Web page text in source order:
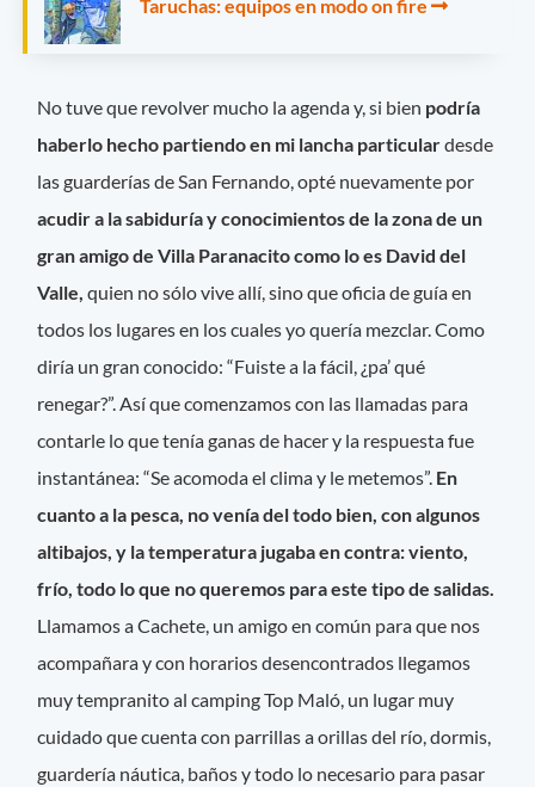
Taruchas: equipos en modo on fire
No tuve que revolver mucho la agenda y, si bien podría
haberlo hecho partiendo en mi lancha particulardesde
las guarderías de San Fernando, opté nuevamente por
acudir a la sabiduría y conocimientos de la zona de un
gran amigo de Villa Paranacito como lo es David del
Valle, quien no sólo vive allí, sino que oficia de guía en
todos los lugares en los cuales yo quería mezclar. Como
diría un gran conocido: “Fuiste a la fácil, ¿pa’ qué
renegar?”. Así que comenzamos con las llamadas para
contarle lo que tenía ganas de hacer y la respuesta fue
instantánea: “Se acomoda el clima y le metemos”. En
cuanto a la pesca, no venía del todo bien, con algunos
altibajos, y la temperatura jugaba en contra: viento,
frío, todo lo que no queremos para este tipo de salidas.
Llamamos a Cachete, un amigo en común para que nos
acompañara y con horarios desencontrados llegamos
muy tempranito al camping Top Maló, un lugar muy
cuidado que cuenta con parrillas a orillas del río, dormis,
guardería náutica, baños y todo lo necesario para pasar